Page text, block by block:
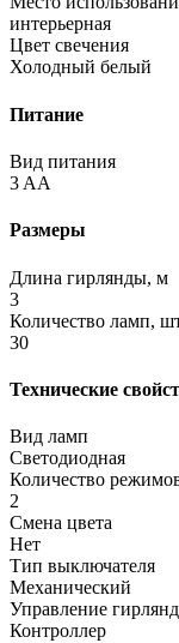
интерьерная
Цвет свечения
Холодный белый
Питание
Вид питания
3 AA
Размеры
Длина гирлянды, м
3
Количество ламп,
30
Технические
Вид ламп
Светодиодная
Количество
2
Смена цвета
Нет
Тип выключателя
Механический
Управление
Контроллер